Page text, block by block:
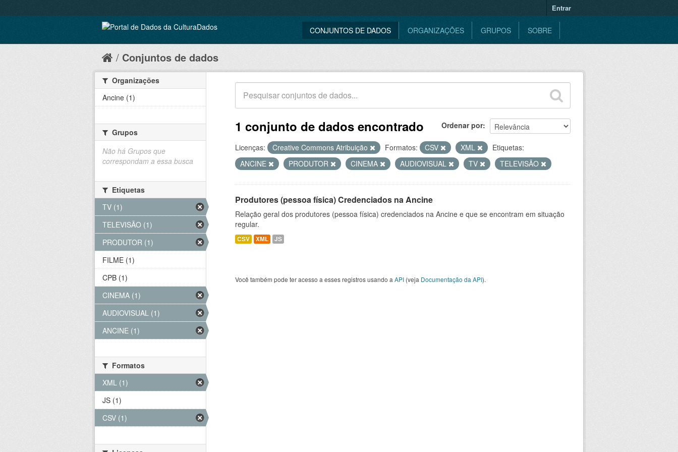
Entrar
CONJUNTOS DE DADOS ORGANIZAÇÕES GRUPOS SOBRE
Conjuntos de dados
Ordenar por
1 conjunto de dados encontrado
Licenças: Creative Commons Atribuição Formatos: CSV XML
Etiquetas:
ANCINE
PRODUTOR CINEMA AUDIOVISUAL TV TELEVISÃO
Produtores (pessoa física) Credenciados na Ancine
Relação geral dos produtores (pessoa física) credenciados na Ancine e que se encontram em situação
regular.
CSV XML JS
Você também pode ter acesso a esses registros usando a API (veja Documentação da API).
Organizações
Ancine (1)
Grupos
Não há Grupos que
correspondam a essa busca
Etiquetas
TV (1)
TELEVISÃO (1)
PRODUTOR (1)
FILME (1)
CPB (1)
CINEMA (1)
AUDIOVISUAL (1)
ANCINE (1)
Formatos
XML (1)
JS (1)
CSV (1)